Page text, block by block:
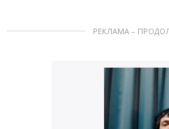
РЕКЛАМА –